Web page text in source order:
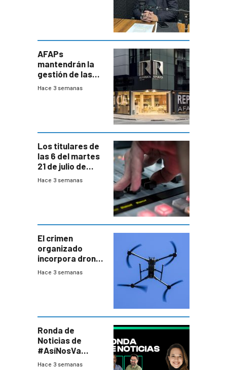
AFAPs
mantendrán la
gestión de las
cuentas
Hace 3 semanas
Los titulares de
las 6 del martes
21 de julio de
2026
Hace 3 semanas
El crimen
organizado
incorpora drones
y abre un nuevo
Hace 3 semanas
Ronda de
Noticias de
#AsíNosVa
(20/7/26)
Hace 3 semanas